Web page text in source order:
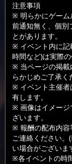
注意事項
※ 明らかにゲーム
前通知無く、個別
とがあります。
※ イベント内に記
時間など)は実際
※ 当ページの掲載
らかじめご了承く
※ イベント主催者
有します。
※ 画像はイメージ
ざいます。
※ 報酬の配布内容
ご連絡ください
い場合がございま
※各イベントの時